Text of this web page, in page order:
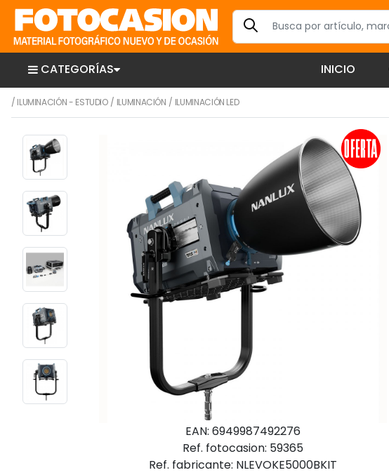
CATEGORÍAS INICIO
/ ILUMINACIÓN - ESTUDIO/ ILUMINACIÓN / ILUMINACIÓN LED
EAN: 6949987492276
Ref. fotocasion: 59365
Ref. fabricante: NLEVOKE5000BKIT